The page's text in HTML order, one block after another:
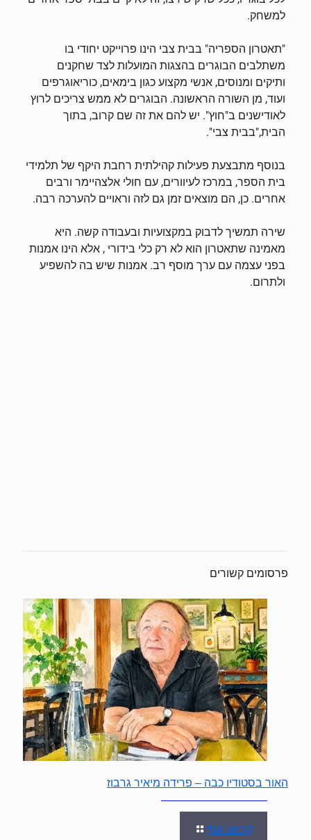
למשחק.
"תאטרון הספריה" בבית צבי הינו פרוייקט יחודי בו
משתלבים הבוגרים בהצגות המועלות לצד שחקנים
ותיקים ומנוסים, אנשי מקצוע כגון בימאים, כוריאוגרפים
ועוד, מן השורה הראשונה. הבוגרים לא ממש צריכים לרוץ
לאודישנים ב"חוץ". יש להם את זה שם קרוב, בתוך
הבית,"בבית צבי".
בנוסף מתבצעת פעילות קהילתית רחבת היקף של תלמידי
בית הספר, במרכז לעיוורים, עם חולי אלצהיימר ורבים
אחרים. כן, הם מוצאים זמן גם לזה וראויים להערכה רבה.
שירה תמשיך לדבוק במקצועיות ובעבודה קשה. היא
מאמינה שתאטרון הוא לא רק כלי בידורי , אלא הינו אמנות
בפני עצמה עם ערך מוסף רב. אמנות שיש בה להשפיע
ולתרום.
פרסומים קשורים
האור בסטודיו כבה – פרידה מיאיר גרבוז
קראו עוד